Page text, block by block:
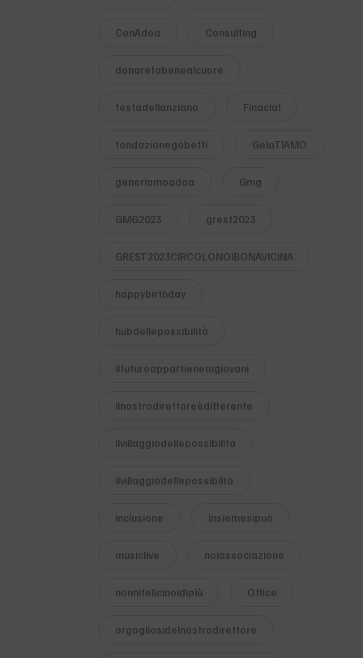
ConAdoa Consulting
donarefabenealcuore
festadellanziano Finacial
fondazionegobetti GelaTIAMO
generiamoadoa Gmg
GMG2023 grest2023
GREST2023CIRCOLONOIBONAVICINA
happybirthday
hubdellepossibilità
ilfuturoappartieneaigiovani
ilnostrodirettoreèdifferente
ilvillaggiodellepossibilità
ilvillaggiodellepossibiltà
inclusione insiemesipuò
musiclive noiassociazione
nonnifelicinoidipiù Office
orgogliosidelnostrodirettore